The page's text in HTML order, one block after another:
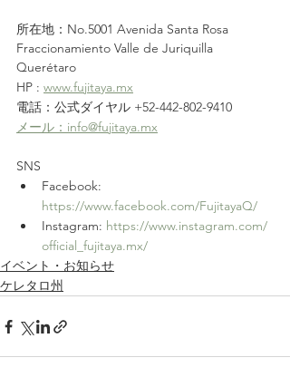
所在地：No.5001 Avenida Santa Rosa
Fraccionamiento Valle de Juriquilla
Querétaro
HP : www.fujitaya.mx
電話：公式ダイヤル +52-442-802-9410
メール：info@fujitaya.mx
SNS
Facebook:
https://www.facebook.com/FujitayaQ/
Instagram: https://www.instagram.com/
official_fujitaya.mx/
イベント・お知らせ
ケレタロ州